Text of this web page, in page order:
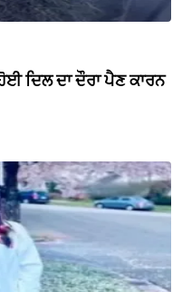
ਦਿਲ ਦਾ ਦੌਰਾ ਪੈਣ ਕਾਰਨ